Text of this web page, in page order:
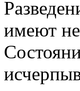
имеют